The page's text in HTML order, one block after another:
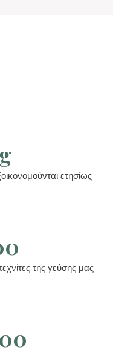
ετησίως
της γεύσης μας